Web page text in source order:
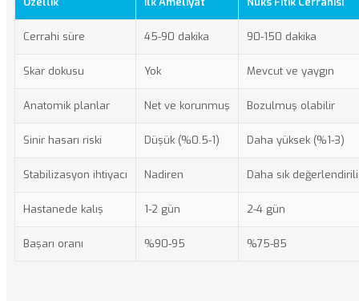
Cerrahi süre 45-90 dakika 90-150 dakika
Skar dokusu Yok Mevcut ve yaygın
Anatomik planlar Net ve korunmuş Bozulmuş olabilir
Sinir hasarı riski Düşük (%0.5-1) Daha yüksek (%1-3)
Stabilizasyon ihtiyacı Nadiren Daha sık
Hastanede kalış 1-2 gün 2-4 gün
Başarı oranı %90-95 %75-85